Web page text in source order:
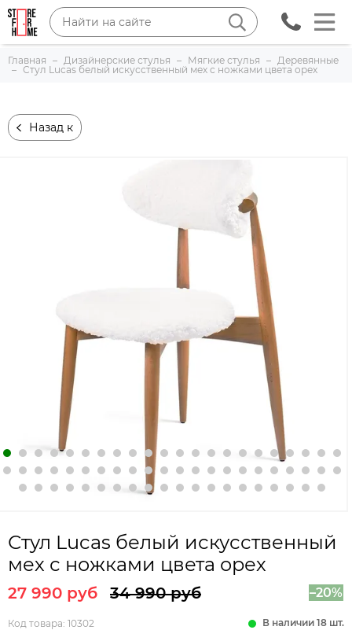
Главная Дизайнерские стулья Мягкие стулья
Деревянные
Стул Lucas белый искусственный мех с ножками цвета орех
Назад к
Стул Lucas белый искусственный
мех с ножками цвета орех
27 990 руб 34 990 руб –20%
Код товара: 10302 В наличии 18 шт.